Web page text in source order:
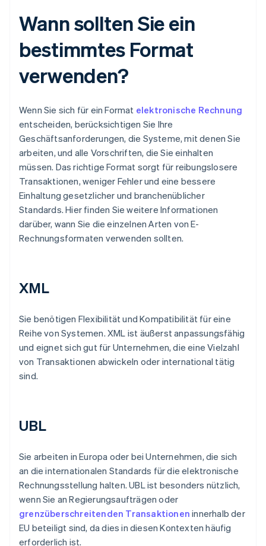
Wann sollten Sie ein
bestimmtes Format
verwenden?
Wenn Sie sich für ein Format elektronische Rechnung
entscheiden, berücksichtigen Sie Ihre
Geschäftsanforderungen, die Systeme, mit denen Sie
arbeiten, und alle Vorschriften, die Sie einhalten
müssen. Das richtige Format sorgt für reibungslosere
Transaktionen, weniger Fehler und eine bessere
Einhaltung gesetzlicher und branchenüblicher
Standards. Hier finden Sie weitere Informationen
darüber, wann Sie die einzelnen Arten von E-
Rechnungsformaten verwenden sollten.
XML
Sie benötigen Flexibilität und Kompatibilität für eine
Reihe von Systemen. XML ist äußerst anpassungsfähig
und eignet sich gut für Unternehmen, die eine Vielzahl
von Transaktionen abwickeln oder international tätig
sind.
UBL
Sie arbeiten in Europa oder bei Unternehmen, die sich
an die internationalen Standards für die elektronische
Rechnungsstellung halten. UBL ist besonders nützlich,
wenn Sie an Regierungsaufträgen oder
grenzüberschreitenden Transaktionen innerhalb der
EU beteiligt sind, da dies in diesen Kontexten häufig
erforderlich ist.